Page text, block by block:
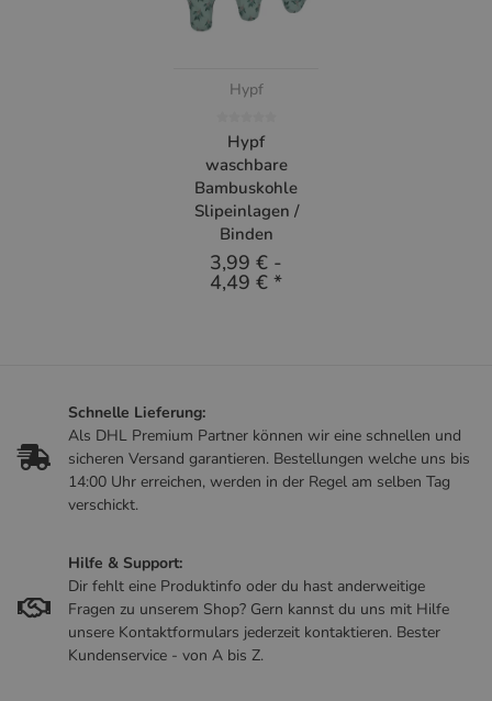
Hypf
Hypf
waschbare
Bambuskohle
Slipeinlagen /
Binden
3,99 € -
4,49 € *
Schnelle Lieferung:
Als DHL Premium Partner können wir eine schnellen und
sicheren Versand garantieren. Bestellungen welche uns bis
14:00 Uhr erreichen, werden in der Regel am selben Tag
verschickt.
Hilfe & Support:
Dir fehlt eine Produktinfo oder du hast anderweitige
Fragen zu unserem Shop? Gern kannst du uns mit Hilfe
unsere Kontaktformulars jederzeit kontaktieren. Bester
Kundenservice - von A bis Z.